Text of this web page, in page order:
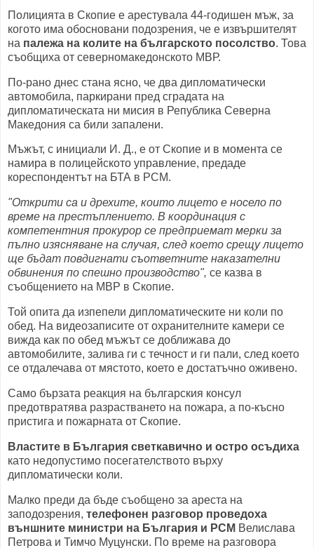
Полицията в Скопие е арестувала 44-годишен мъж, за
когото има обосновани подозрения, че е извършителят
на палежа на колите на българското посолство. Това
съобщиха от северномакедонското МВР.
По-рано днес стана ясно, че два дипломатически
автомобила, паркирани пред сградата на
дипломатическата ни мисия в Република Северна
Македония са били запалени.
Мъжът, с инициали И. Д., е от Скопие и в момента се
намира в полицейското управление, предаде
кореспондентът на БТА в РСМ.
"Открити са и дрехите, които лицето е носело по
време на престъплението. В координация с
компетентния прокурор се предприемат мерки за
пълно изясняване на случая, след което срещу лицето
ще бъдат повдигнати съответните наказателни
обвинения по спешно производство", се казва в
съобщението на МВР в Скопие.
Той опита да изпепели дипломатическите ни коли по
обед. На видеозаписите от охранителните камери се
вижда как по обед мъжът се доближава до
автомобилите, залива ги с течност и ги пали, след което
се отдалечава от мястото, което е достатъчно оживено.
Само бързата реакция на българския консул
предотвратява разрастването на пожара, а по-късно
пристига и пожарната от Скопие.
Властите в България светкавично и остро осъдиха
като недопустимо посегателството върху
дипломатически коли.
Малко преди да бъде съобщено за ареста на
заподозрения, телефонен разговор проведоха
външните министри на България и РСМ Велислава
Петрова и Тимчо Муцунски. По време на разговора